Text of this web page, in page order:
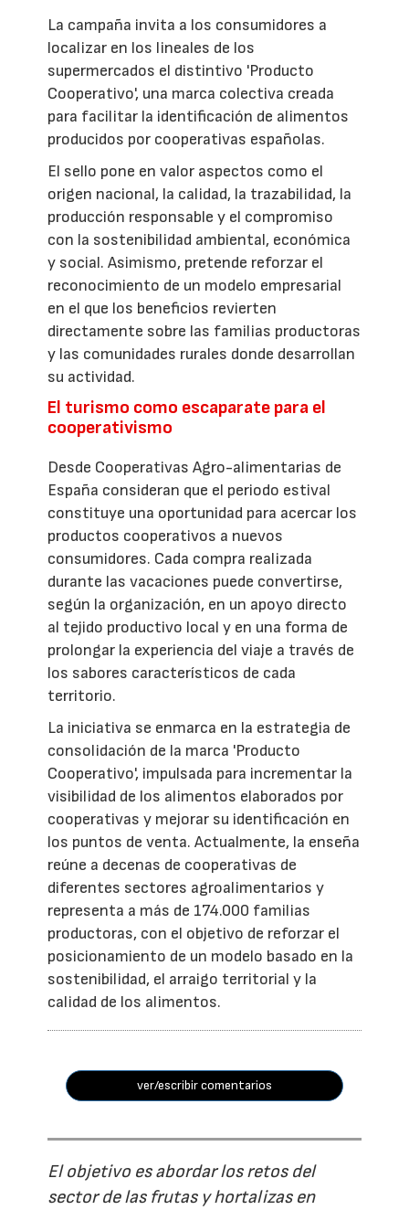
La campaña invita a los consumidores a
localizar en los lineales de los
supermercados el distintivo 'Producto
Cooperativo', una marca colectiva creada
para facilitar la identificación de alimentos
producidos por cooperativas españolas.
El sello pone en valor aspectos como el
origen nacional, la calidad, la trazabilidad, la
producción responsable y el compromiso
con la sostenibilidad ambiental, económica
y social. Asimismo, pretende reforzar el
reconocimiento de un modelo empresarial
en el que los beneficios revierten
directamente sobre las familias productoras
y las comunidades rurales donde desarrollan
su actividad.
El turismo como escaparate para el
cooperativismo
Desde Cooperativas Agro-alimentarias de
España consideran que el periodo estival
constituye una oportunidad para acercar los
productos cooperativos a nuevos
consumidores. Cada compra realizada
durante las vacaciones puede convertirse,
según la organización, en un apoyo directo
al tejido productivo local y en una forma de
prolongar la experiencia del viaje a través de
los sabores característicos de cada
territorio.
La iniciativa se enmarca en la estrategia de
consolidación de la marca 'Producto
Cooperativo', impulsada para incrementar la
visibilidad de los alimentos elaborados por
cooperativas y mejorar su identificación en
los puntos de venta. Actualmente, la enseña
reúne a decenas de cooperativas de
diferentes sectores agroalimentarios y
representa a más de 174.000 familias
productoras, con el objetivo de reforzar el
posicionamiento de un modelo basado en la
sostenibilidad, el arraigo territorial y la
calidad de los alimentos.
ver/escribir comentarios
El objetivo es abordar los retos del
sector de las frutas y hortalizas en